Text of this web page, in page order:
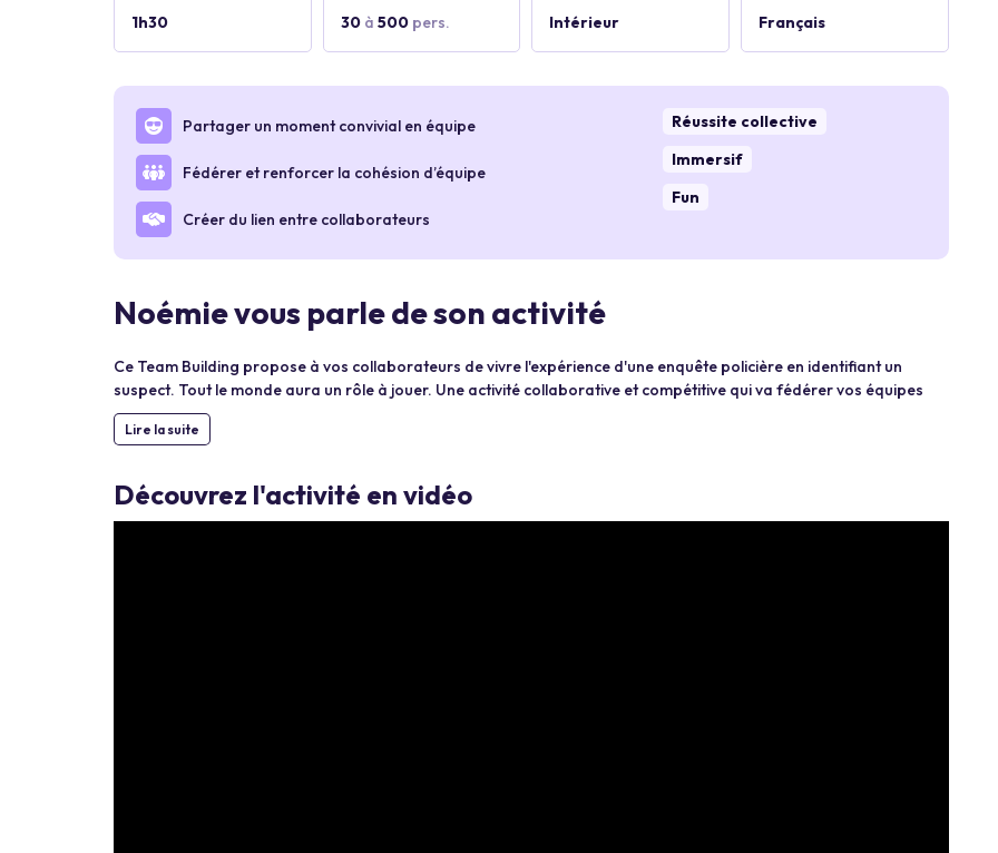
1h30 30à 500pers. Intérieur Français
Partager un moment convivial en équipe
Fédérer et renforcer la cohésion d’équipe
Créer du lien entre collaborateurs
Réussite collective
Immersif
Fun
Noémie vous parle de son activité
Ce Team Building propose à vos collaborateurs de vivre l'expérience d'une enquête policière en identifiant un
suspect. Tout le monde aura un rôle à jouer. Une activité collaborative et compétitive qui va fédérer vos équipes
Lire la suite
Découvrez l'activité en vidéo